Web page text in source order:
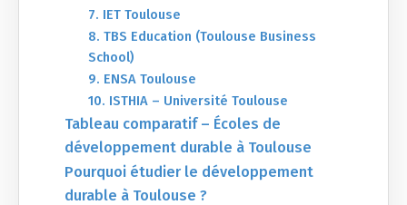
7. IET Toulouse
8. TBS Education (Toulouse Business
School)
9. ENSA Toulouse
10. ISTHIA – Université Toulouse
Tableau comparatif – Écoles de
développement durable à Toulouse
Pourquoi étudier le développement
durable à Toulouse ?